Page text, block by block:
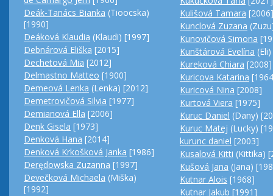
Deák-Tanács Bianka (Tioocska)
[1990]
Deáková Klaudia (Klaudi) [1997]
Debnárová Eliška [2015]
Dechetová Mia [2012]
Delmastno Matteo [1900]
Demeová Lenka (Lenka) [2012]
Demetrovičová Silvia [1977]
Demianová Ella [2006]
Denk Gisela [1973]
Denková Hana [2014]
Denková Krkošková Janka [1986]
Derędowska Zuzanna [1997]
Devečková Michaela (Miška)
[1992]
Kulišová Tamara [2006]
Kunclová Zuzana
Kunovičová Simona
Kunštárová Evelína
Kureková Chiara [2008]
Kuricova Katarina
Kuricová Nina [2008]
Kurtová Viera [1975]
Kuruc Daniel (Dany)
Kuruc Matej (Lucky)
kurunc daniel [2003]
Kusalová Kitti (Kittika)
Kušová Jana (Jana)
Kutnar Alois [1968]
Kutnar Jakub [1991]